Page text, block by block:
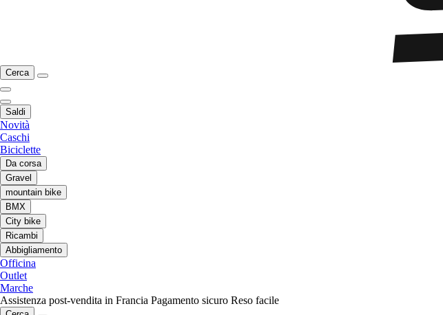
Cerca
Saldi
Novità
Caschi
Biciclette
Da corsa
Gravel
mountain bike
BMX
City bike
Ricambi
Abbigliamento
Officina
Outlet
Marche
Assistenza post-vendita in Francia Pagamento sicuro Reso facile